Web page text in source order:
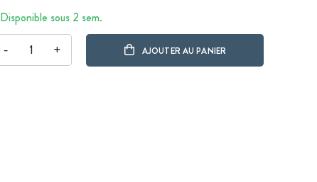
Disponible sous 2 sem.
- + AJOUTER AU PANIER